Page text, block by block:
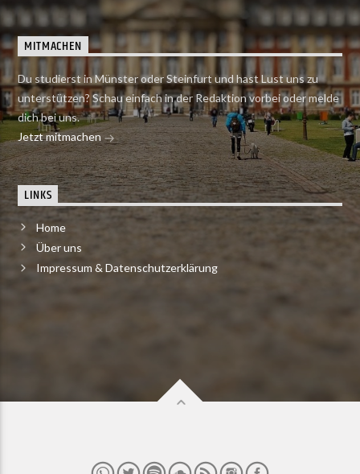
MITMACHEN
Du studierst in Münster oder Steinfurt und hast Lust uns zu
unterstützen? Schau einfach in der Redaktion vorbei oder melde
dich bei uns.
Jetzt mitmachen
LINKS
Home
Über uns
Impressum & Datenschutzerklärung